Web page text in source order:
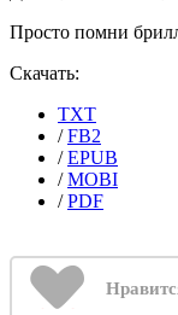
Просто помни
Скачать:
TXT
/FB2
/EPUB
/MOBI
/PDF